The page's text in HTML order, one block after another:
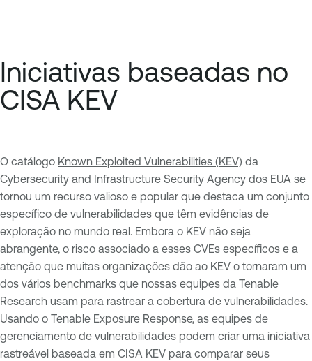
Iniciativas baseadas no
CISA KEV
O catálogo Known Exploited Vulnerabilities (KEV) da
Cybersecurity and Infrastructure Security Agency dos EUA se
tornou um recurso valioso e popular que destaca um conjunto
específico de vulnerabilidades que têm evidências de
exploração no mundo real. Embora o KEV não seja
abrangente, o risco associado a esses CVEs específicos e a
atenção que muitas organizações dão ao KEV o tornaram um
dos vários benchmarks que nossas equipes da Tenable
Research usam para rastrear a cobertura de vulnerabilidades.
Usando o Tenable Exposure Response, as equipes de
gerenciamento de vulnerabilidades podem criar uma iniciativa
rastreável baseada em CISA KEV para comparar seus